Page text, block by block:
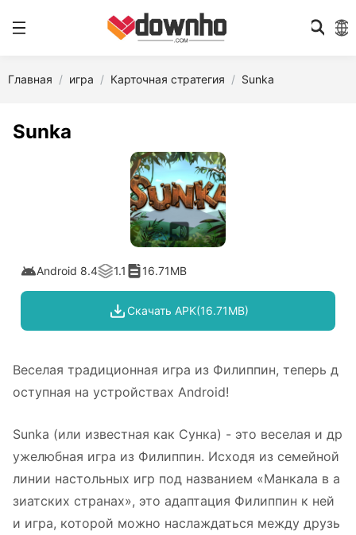
Главная игра Карточная стратегия Sunka
Sunka
Android 8.4 1.1 16.71MB
Скачать APK(16.71MB)
Веселая традиционная игра из Филиппин, теперь д
оступная на устройствах Android!
Sunka (или известная как Сунка) - это веселая и др
ужелюбная игра из Филиппин. Исходя из семейной
линии настольных игр под названием «Манкала в а
зиатских странах», это адаптация Филиппин к ней
и игра, которой можно наслаждаться между друзь